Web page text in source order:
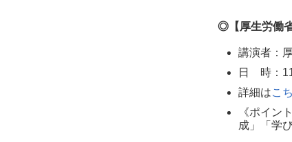
◎【厚生労働
講演者：
日 時：
詳細はこ
《ポイン
成」「学